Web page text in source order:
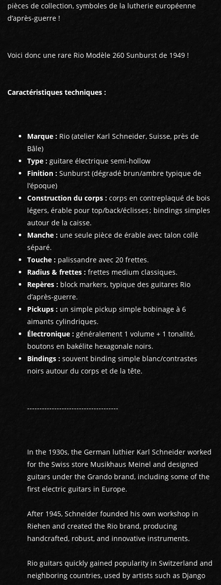
pièces de collection, symboles de la lutherie européenne
d’après-guerre !
Voici donc une rare Rio Modèle 260 Sunburst de 1949 !
Caractéristiques techniques :
Marque : Rio (atelier Karl Schneider, Suisse, près de
Bâle)
Type : guitare électrique semi‑hollow
Finition : Sunburst (dégradé brun/ambre typique de
l’époque)
Construction du corps : corps en contreplaqué de bois
légers, érable pour top/back/éclisses ; bindings simples
autour de la caisse.
Manche : une seule pièce de érable avec talon collé
séparé.
Touche : palissandre avec 20 frettes.
Radius & frettes : frettes medium classiques.
Repères : block markers, typique des guitares Rio
d’après‑guerre.
Pickups : un simple pickup simple bobinage à 6
aimants cylindriques.
Électronique : généralement 1 volume + 1 tonalité,
boutons en bakélite hexagonale noirs.
Bindings : souvent binding simple blanc/contrastes
noirs autour du corps et de la tête.
-------------------------------------
In the 1930s, the German luthier Karl Schneider worked
for the Swiss store Musikhaus Meinel and designed
guitars under the Grando brand, including some of the
first electric guitars in Europe.
After 1945, Schneider founded his own workshop in
Riehen and created the Rio brand, producing
handcrafted, robust, and innovative instruments.
Rio guitars quickly gained popularity in Switzerland and
neighboring countries, used by artists such as Django